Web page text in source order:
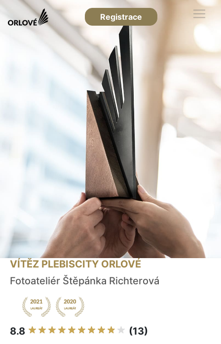
Registrace
VÍTĚZ PLEBISCITY ORLOVÉ
Fotoateliér Štěpánka Richterová
8.8 (13)